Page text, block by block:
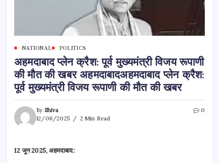
NATIONAL POLITICS
अहमदाबाद प्लेन क्रैश: पूर्व मुख्यमंत्री विजय रूपाणी
की मौत की खबर अहमदाबादअहमदाबाद प्लेन क्रैश:
पूर्व मुख्यमंत्री विजय रूपाणी की मौत की खबर
By Shiva
12/06/2025
2 Min Read
0
12 जून 2025, अहमदाबाद: